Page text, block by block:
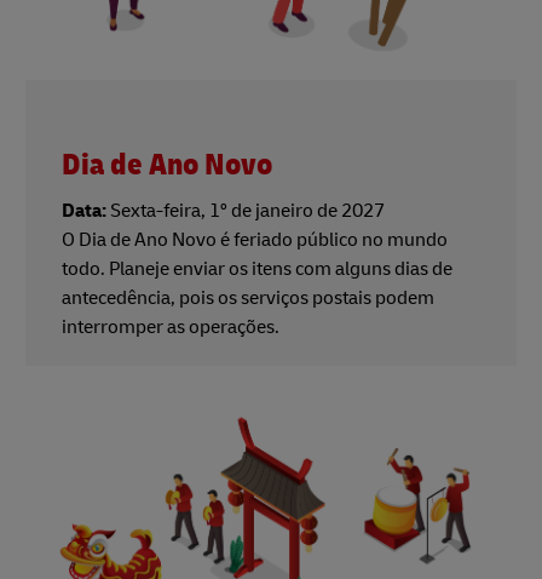
Dia de Ano Novo
Data: Sexta-feira, 1º de janeiro de 2027
O Dia de Ano Novo é feriado público no mundo
todo. Planeje enviar os itens com alguns dias de
antecedência, pois os serviços postais podem
interromper as operações.